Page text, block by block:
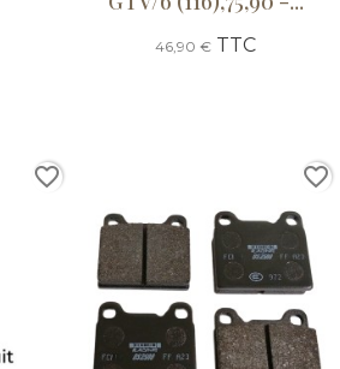
46,90 € TTC
favorite_border favorite_border